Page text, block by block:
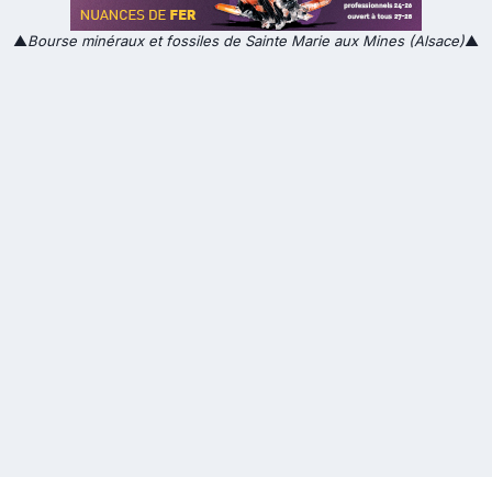
▲Bourse minéraux et fossiles de Sainte Marie aux Mines (Alsace)▲